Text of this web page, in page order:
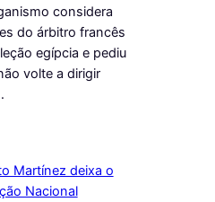
considera
do árbitro francês
egípcia e pediu
volte a dirigir